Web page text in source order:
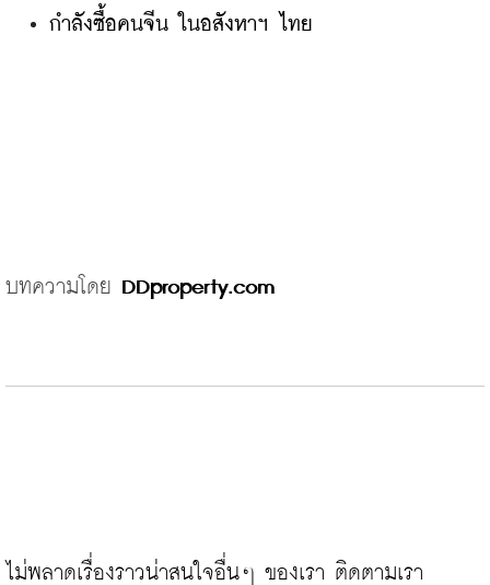
กำลังซื้อคนจีน ในอสังหาฯ ไทย
บทความโดย DDproperty.com
ไม่พลาดเรื่องราวน่าสนใจอื่นๆ ของเรา ติดตามเรา